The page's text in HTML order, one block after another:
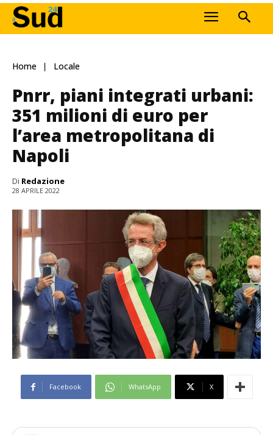
Home Locale
Pnrr, piani integrati urbani:
351 milioni di euro per
l’area metropolitana di
Napoli
Di Redazione
28 APRILE 2022
Facebook WhatsApp X